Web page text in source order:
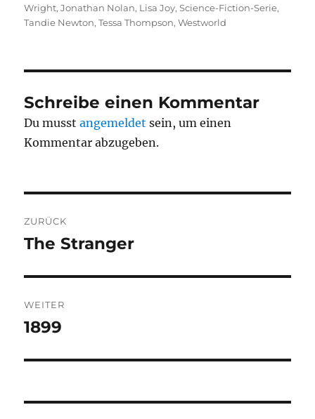
Wright,Jonathan Nolan, Lisa Joy,Science-Fiction-Serie,
Tandie Newton,Tessa Thompson,Westworld
Schreibe einen Kommentar
Du musstangemeldet sein, um einen
Kommentar abzugeben.
ZURÜCK
Vorheriger
The Stranger
WEITER
Nächster
1899